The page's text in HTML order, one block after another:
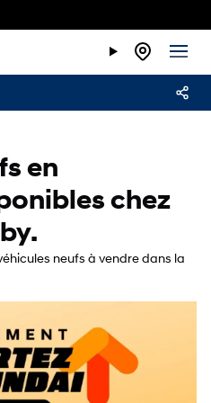
en
chez
neufs à vendre dans la